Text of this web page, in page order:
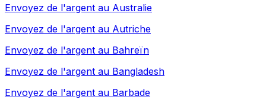
Envoyez de l'argent au Australie
Envoyez de l'argent au Autriche
Envoyez de l'argent au Bahreïn
Envoyez de l'argent au Bangladesh
Envoyez de l'argent au Barbade